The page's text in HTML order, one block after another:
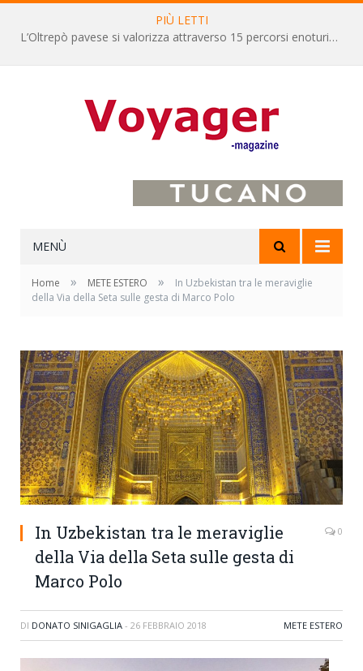
PIÙ LETTI
L’Oltrepò pavese si valorizza attraverso 15 percorsi enoturistici
MENÙ
Home » METE ESTERO »
In Uzbekistan tra le meraviglie
della Via della Seta sulle gesta di Marco Polo
In Uzbekistan tra le meraviglie
della Via della Seta sulle gesta di
Marco Polo
0
DI DONATO SINIGAGLIA - 26 FEBBRAIO 2018 METE ESTERO